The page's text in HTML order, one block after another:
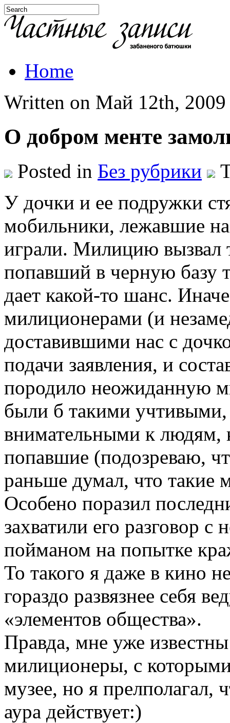
Home
Written on Май 12th, 2009
О добром менте
Posted in Без рубрики
У дочки и ее подружки
мобильники, лежавшие
играли. Милицию вызвал
попавший в черную базу
дает какой-то шанс.
милиционерами (и
доставившими нас с
подачи заявления, и
породило неожиданную
были б такими
внимательными к людям,
попавшие (подозреваю,
раньше думал, что такие
Особено поразил
захватили его разговор
пойманом на попытке
То такого я даже в кино
гораздо развязнее себя
«элементов общества».
Правда, мне уже
милиционеры, с
музее, но я прелполагал,
аура действует:)